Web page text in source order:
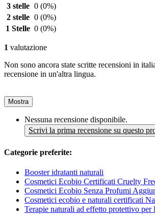
3 stelle 0 (0%)
2 stelle 0 (0%)
1 Stelle 0 (0%)
1 valutazione
Non sono ancora state scritte recensioni in
recensione in un'altra lingua.
Mostra
Nessuna recensione disponibile.
Scrivi la prima recensione su questo
Categorie preferite:
Booster idratanti naturali
Cosmetici Ecobio Certificati Cruelty
Cosmetici Ecobio Senza Profumi
Cosmetici ecobio e naturali certificati
Terapie naturali ad effetto protettivo per